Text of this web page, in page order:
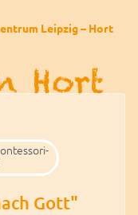
Hort
Gott"